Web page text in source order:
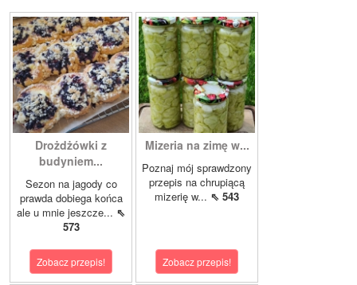
Drożdżówki z
budyniem...
Sezon na jagody co
prawda dobiega końca
ale u mnie jeszcze... ⇖
573
Zobacz przepis!
Mizeria na zimę w...
Poznaj mój sprawdzony
przepis na chrupiącą
mizerię w... ⇖ 543
Zobacz przepis!